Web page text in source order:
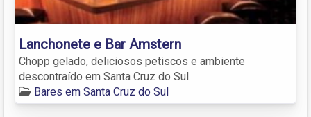
Lanchonete e Bar Amstern
Chopp gelado, deliciosos petiscos e ambiente
descontraído em Santa Cruz do Sul.
Bares em Santa Cruz do Sul